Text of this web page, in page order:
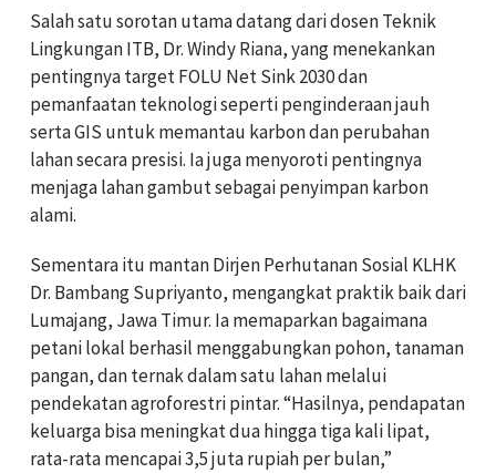
Salah satu sorotan utama datang dari dosen Teknik
Lingkungan ITB, Dr. Windy Riana, yang menekankan
pentingnya target FOLU Net Sink 2030 dan
pemanfaatan teknologi seperti penginderaan jauh
serta GIS untuk memantau karbon dan perubahan
lahan secara presisi. Ia juga menyoroti pentingnya
menjaga lahan gambut sebagai penyimpan karbon
alami.
Sementara itu mantan Dirjen Perhutanan Sosial KLHK
Dr. Bambang Supriyanto, mengangkat praktik baik dari
Lumajang, Jawa Timur. Ia memaparkan bagaimana
petani lokal berhasil menggabungkan pohon, tanaman
pangan, dan ternak dalam satu lahan melalui
pendekatan agroforestri pintar. “Hasilnya, pendapatan
keluarga bisa meningkat dua hingga tiga kali lipat,
rata-rata mencapai 3,5 juta rupiah per bulan,”